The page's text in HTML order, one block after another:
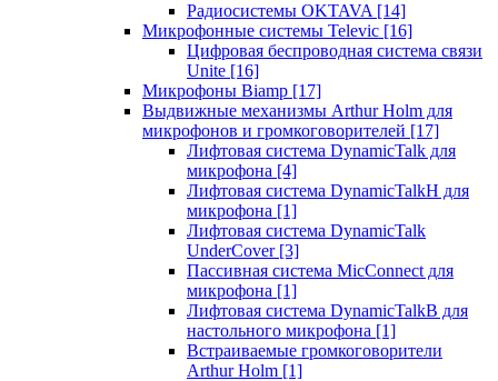
Радиосистемы OKTAVA [14]
Микрофонные системы Televic [16]
Цифровая беспроводная система связи
Unite [16]
Микрофоны Biamp [17]
Выдвижные механизмы Arthur Holm для
микрофонов и громкоговорителей [17]
Лифтовая система DynamicTalk для
микрофона [4]
Лифтовая система DynamicTalkH для
микрофона [1]
Лифтовая система DynamicTalk
UnderCover [3]
Пассивная система MicConnect для
микрофона [1]
Лифтовая система DynamicTalkB для
настольного микрофона [1]
Встраиваемые громкоговорители
Arthur Holm [1]